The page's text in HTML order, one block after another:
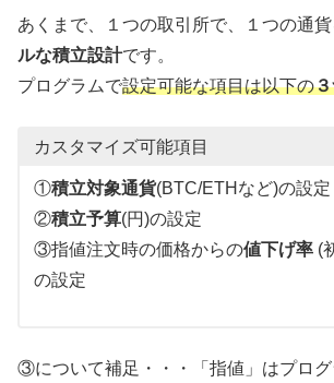
あくまで、１つの取引所で、１つの通
ルな積立設計です。
プログラムで設定可能な項目は以下の
カスタマイズ可能項目
①積立対象通貨(BTC/ETHなど)の設定
②積立予算(円)の設定
③指値注文時の価格からの値下げ率(
の設定
③について補足・・・「指値」はプロ